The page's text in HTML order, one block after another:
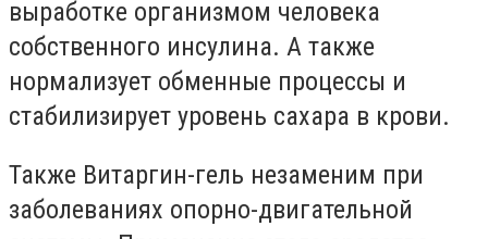
выработке организмом человека
собственного инсулина. А также
нормализует обменные процессы и
стабилизирует уровень сахара в крови.
Также Витаргин-гель незаменим при
заболеваниях опорно-двигательной